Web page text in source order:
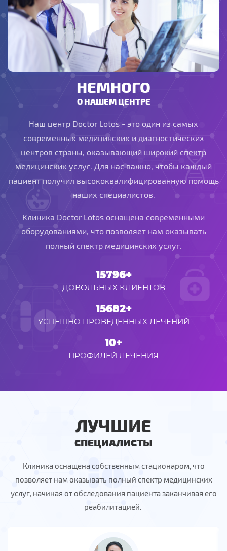
НЕМНОГО
О НАШЕМ ЦЕНТРЕ
Наш центр Doctor Lotos - это один из самых
современных медицинских и диагностических
центров страны, оказывающий широкий спектр
медицинских услуг. Для нас важно, чтобы каждый
пациент получил высококвалифицированную помощь
наших специалистов.
Клиника Doctor Lotos оснащена современными
оборудованиями, что позволяет нам оказывать
полный спектр медицинских услуг.
15796+
ДОВОЛЬНЫХ КЛИЕНТОВ
15682+
УСПЕШНО ПРОВЕДЕННЫХ ЛЕЧЕНИЙ
10+
ПРОФИЛЕЙ ЛЕЧЕНИЯ
ЛУЧШИЕ
СПЕЦИАЛИСТЫ
Клиника оснащена собственным стационаром, что
позволяет нам оказывать полный спектр медицинских
услуг, начиная от обследования пациента заканчивая его
реабилитацией.